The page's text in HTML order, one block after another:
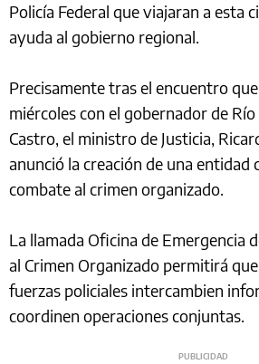
Policía Federal que viajaran a esta
ayuda al gobierno regional.
Precisamente tras el encuentro
miércoles con el gobernador de Río
Castro, el ministro de Justicia,
anunció la creación de una entidad
combate al crimen organizado.
La llamada Oficina de Emergencia
al Crimen Organizado permitirá
fuerzas policiales intercambien
coordinen operaciones conjuntas.